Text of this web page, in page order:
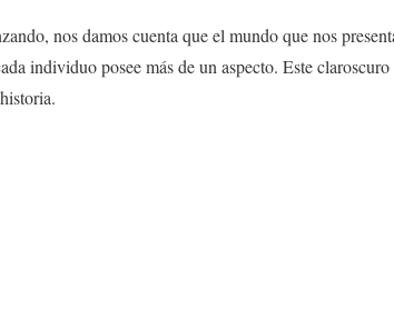
nos damos cuenta que el mundo que nos
individuo posee más de un aspecto. Este